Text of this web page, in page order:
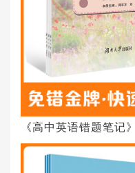
《高中英语错题笔记》